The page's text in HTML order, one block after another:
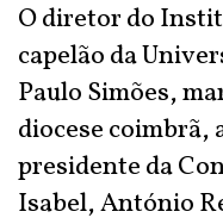
O diretor do
capelão da
Paulo Simões,
diocese coimbrã,
presidente da
Isabel, António